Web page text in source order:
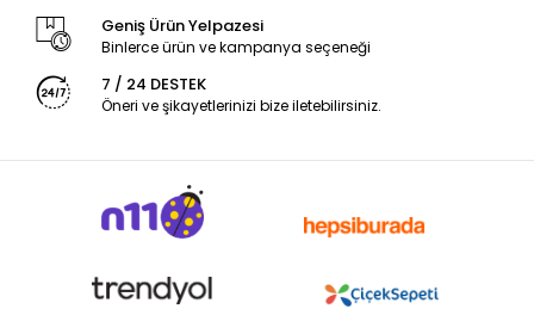
Geniş Ürün Yelpazesi
Binlerce ürün ve kampanya seçeneği
7 / 24 DESTEK
Öneri ve şikayetlerinizi bize iletebilirsiniz.